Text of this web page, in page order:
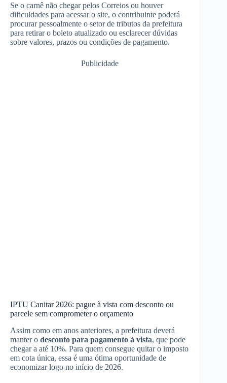
Se o carnê não chegar pelos Correios ou houver
dificuldades para acessar o site, o contribuinte poderá
procurar pessoalmente o setor de tributos da prefeitura
para retirar o boleto atualizado ou esclarecer dúvidas
sobre valores, prazos ou condições de pagamento.
Publicidade
IPTU Canitar 2026: pague à vista com desconto ou
parcele sem comprometer o orçamento
Assim como em anos anteriores, a prefeitura deverá
manter o desconto para pagamento à vista, que pode
chegar a até 10%. Para quem consegue quitar o imposto
em cota única, essa é uma ótima oportunidade de
economizar logo no início de 2026.